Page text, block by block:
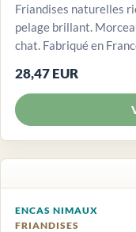
Friandises naturelles
pelage brillant.
chat. Fabriqué en
28,47 EUR
ENCAS NIMAUX
FRIANDISES